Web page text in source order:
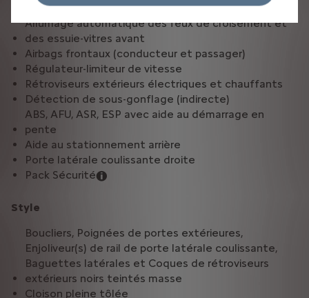
colmatage)
Allumage automatique des feux de croisement et
des essuie-vitres avant
Airbags frontaux (conducteur et passager)
Régulateur-limiteur de vitesse
Rétroviseurs extérieurs électriques et chauffants
Détection de sous-gonflage (indirecte)
ABS, AFU, ASR, ESP avec aide au démarrage en
pente
Aide au stationnement arrière
Porte latérale coulissante droite
Pack Sécurité
Style
Boucliers, Poignées de portes extérieures,
Enjoliveur(s) de rail de porte latérale coulissante,
Baguettes latérales et Coques de rétroviseurs
extérieurs noirs teintés masse
Cloison pleine tôlée